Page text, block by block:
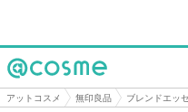
@cosme
アットコスメ 無印良品 ブレンドエッ